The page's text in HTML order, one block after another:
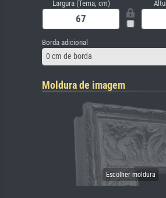
Largura (Tema, cm)
Borda adicional
0 cm de borda
Moldura de imagem